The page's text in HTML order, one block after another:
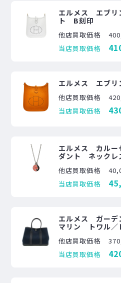
エルメス エブリ
ト B刻印
他店買取価格
当店買取価格
エルメス エブ
他店買取価格
当店買取価格
エルメス カル
ダント ネックレ
他店買取価格
当店買取価格
エルメス ガーデ
マリン トワル
他店買取価格
当店買取価格